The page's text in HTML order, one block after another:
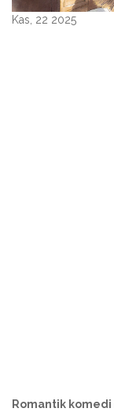
Kas, 22 2025
Romantik komedi